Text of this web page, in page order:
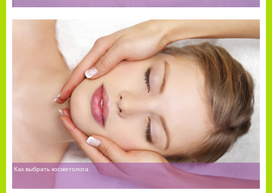
Как выбрать косметолога